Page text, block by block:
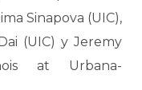
Sinapova (UIC),
(UIC) y Jeremy
at Urbana-